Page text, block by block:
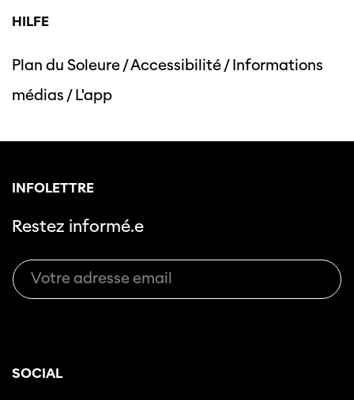
HILFE
Plan du Soleure/Accessibilité/Informations
médias /L'app
INFOLETTRE
Restez informé.e
SOCIAL